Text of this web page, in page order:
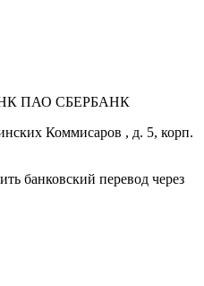
ПАО СБЕРБАНК
Коммисаров , д. 5, корп.
банковский перевод через